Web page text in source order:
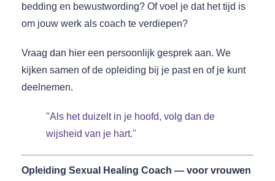
bedding en bewustwording? Of voel je dat het tijd is
om jouw werk als coach te verdiepen?
Vraag dan hier een persoonlijk gesprek aan. We
kijken samen of de opleiding bij je past en of je kunt
deelnemen.
"Als het duizelt in je hoofd, volg dan de
wijsheid van je hart."
Opleiding Sexual Healing Coach — voor vrouwen